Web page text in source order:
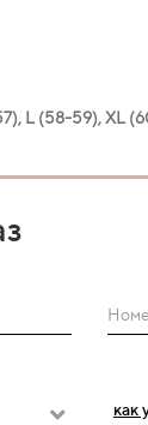
L (58-59), XL
как